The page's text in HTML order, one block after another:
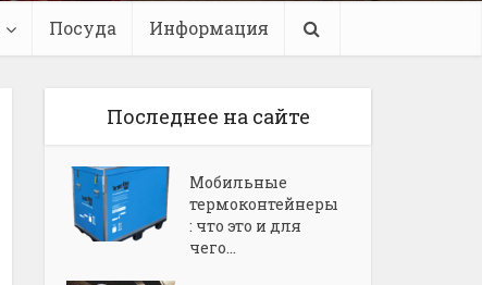
Посуда Информация
Последнее на сайте
Мобильные
термоконтейнеры
: что это и для
чего...